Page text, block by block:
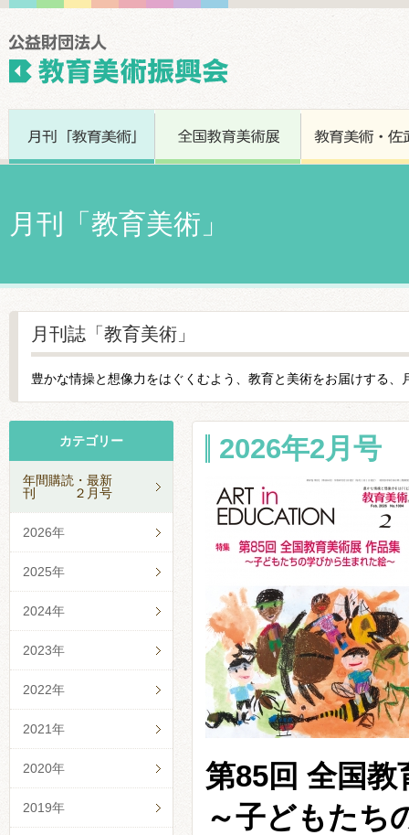
月刊「教育美術」
月刊誌「教育美術」
豊かな情操と想像力をはぐくむよう、教育と美術をお届けする、
2026年2月号
第85回 全国教
～子どもたち
カテゴリー
年間購読・最新
刊 ２月号
2026年
2025年
2024年
2023年
2022年
2021年
2020年
2019年